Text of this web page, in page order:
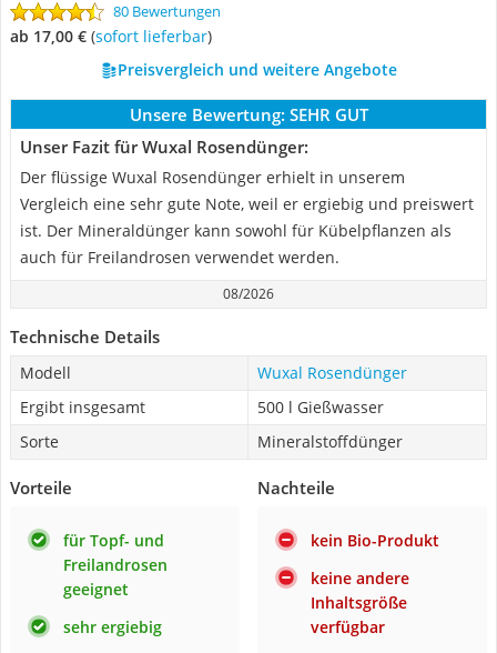
80 Bewertungen
ab 17,00 € ( Sofort lieferbar)
Preisvergleich und weitere Angebote
Unsere Bewertung: SEHR GUT
Unser Fazit für Wuxal Rosendünger:
Der flüssige Wuxal Rosendünger erhielt in unserem
Vergleich eine sehr gute Note, weil er ergiebig und preiswert
ist. Der Mineraldünger kann sowohl für Kübelpflanzen als
auch für Freilandrosen verwendet werden.
08/2026
Technische Details
Modell
Wuxal Rosendünger
Ergibt insgesamt
500 l Gießwasser
Sorte
Mineralstoffdünger
Vorteile
für Topf- und
Freilandrosen
geeignet
sehr ergiebig
Nachteile
kein Bio-Produkt
keine andere
Inhaltsgröße
verfügbar